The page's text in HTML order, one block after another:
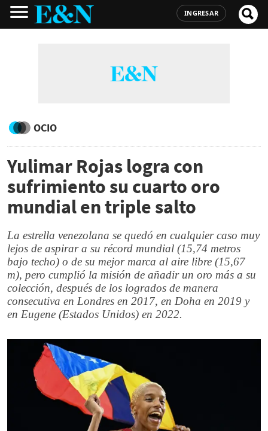
INGRESAR
OCIO
Yulimar Rojas logra con
sufrimiento su cuarto oro
mundial en triple salto
La estrella venezolana se quedó en cualquier caso muy
lejos de aspirar a su récord mundial (15,74 metros
bajo techo) o de su mejor marca al aire libre (15,67
m), pero cumplió la misión de añadir un oro más a su
colección, después de los logrados de manera
consecutiva en Londres en 2017, en Doha en 2019 y
en Eugene (Estados Unidos) en 2022.